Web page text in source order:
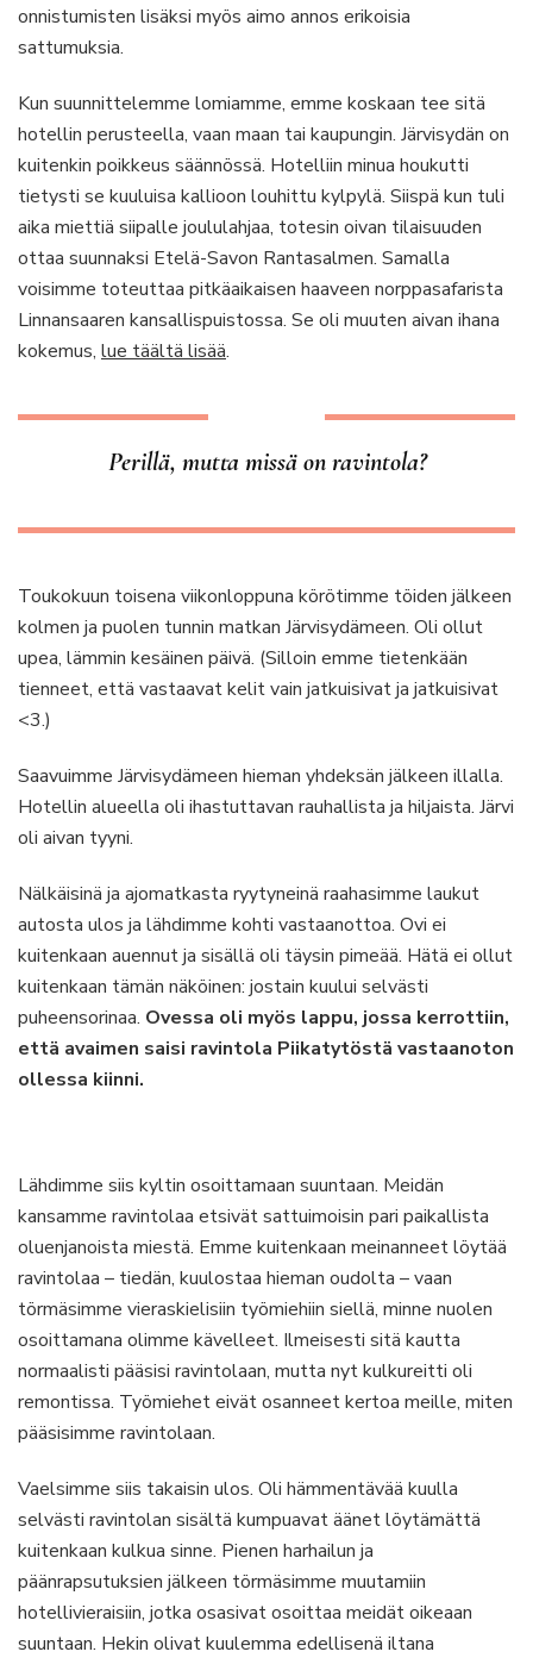
onnistumisten lisäksi myös aimo annos erikoisia
sattumuksia.
Kun suunnittelemme lomiamme, emme koskaan tee sitä
hotellin perusteella, vaan maan tai kaupungin. Järvisydän on
kuitenkin poikkeus säännössä. Hotelliin minua houkutti
tietysti se kuuluisa kallioon louhittu kylpylä. Siispä kun tuli
aika miettiä siipalle joululahjaa, totesin oivan tilaisuuden
ottaa suunnaksi Etelä-Savon Rantasalmen. Samalla
voisimme toteuttaa pitkäaikaisen haaveen norppasafarista
Linnansaaren kansallispuistossa. Se oli muuten aivan ihana
kokemus, lue täältä lisää.
Perillä, mutta missä on ravintola?
Toukokuun toisena viikonloppuna körötimme töiden jälkeen
kolmen ja puolen tunnin matkan Järvisydämeen. Oli ollut
upea, lämmin kesäinen päivä. (Silloin emme tietenkään
tienneet, että vastaavat kelit vain jatkuisivat ja jatkuisivat
<3.)
Saavuimme Järvisydämeen hieman yhdeksän jälkeen illalla.
Hotellin alueella oli ihastuttavan rauhallista ja hiljaista. Järvi
oli aivan tyyni.
Nälkäisinä ja ajomatkasta ryytyneinä raahasimme laukut
autosta ulos ja lähdimme kohti vastaanottoa. Ovi ei
kuitenkaan auennut ja sisällä oli täysin pimeää. Hätä ei ollut
kuitenkaan tämän näköinen: jostain kuului selvästi
puheensorinaa. Ovessa oli myös lappu, jossa kerrottiin,
että avaimen saisi ravintola Piikatytöstä vastaanoton
ollessa kiinni.
Lähdimme siis kyltin osoittamaan suuntaan. Meidän
kansamme ravintolaa etsivät sattuimoisin pari paikallista
oluenjanoista miestä. Emme kuitenkaan meinanneet löytää
ravintolaa – tiedän, kuulostaa hieman oudolta – vaan
törmäsimme vieraskielisiin työmiehiin siellä, minne nuolen
osoittamana olimme kävelleet. Ilmeisesti sitä kautta
normaalisti pääsisi ravintolaan, mutta nyt kulkureitti oli
remontissa. Työmiehet eivät osanneet kertoa meille, miten
pääsisimme ravintolaan.
Vaelsimme siis takaisin ulos. Oli hämmentävää kuulla
selvästi ravintolan sisältä kumpuavat äänet löytämättä
kuitenkaan kulkua sinne. Pienen harhailun ja
päänrapsutuksien jälkeen törmäsimme muutamiin
hotellivieraisiin, jotka osasivat osoittaa meidät oikeaan
suuntaan. Hekin olivat kuulemma edellisenä iltana